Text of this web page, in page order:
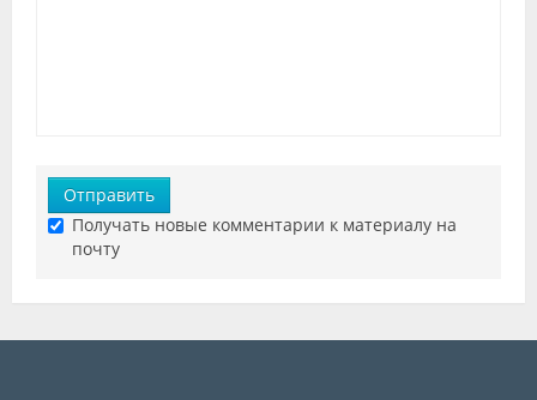
Отправить
Получать новые комментарии к материалу на
почту